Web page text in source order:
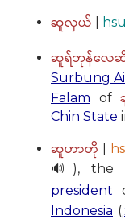
ဆူလှယ်
ဆူရ်ဘုန်လေ
Surbung
Falam of
Chin State
ဆူဟာတို
🔊), the
president
Indonesia (